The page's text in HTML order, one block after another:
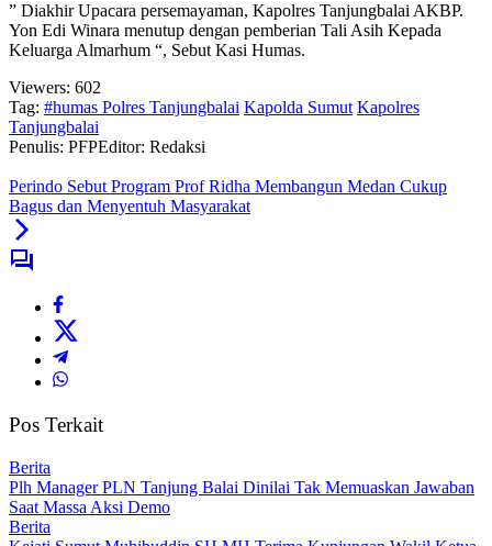
” Diakhir Upacara persemayaman, Kapolres Tanjungbalai AKBP.
Yon Edi Winara menutup dengan pemberian Tali Asih Kepada
Keluarga Almarhum “, Sebut Kasi Humas.
Viewers: 602
Tag: #humas Polres Tanjungbalai Kapolda Sumut Kapolres
Tanjungbalai
Penulis: PFPEditor: Redaksi
Perindo Sebut Program Prof Ridha Membangun Medan Cukup
Bagus dan Menyentuh Masyarakat
Pos Terkait
Berita
Plh Manager PLN Tanjung Balai Dinilai Tak Memuaskan Jawaban
Saat Massa Aksi Demo
Berita